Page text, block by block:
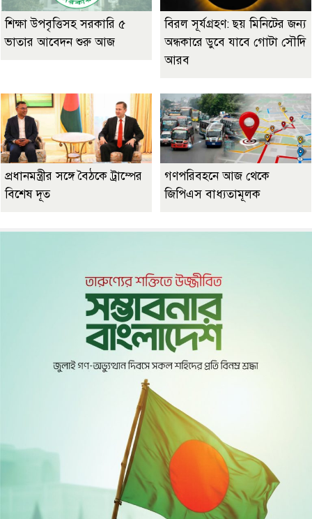
শিক্ষা উপবৃত্তিসহ সরকারি ৫
ভাতার আবেদন শুরু আজ
বিরল সূর্যগ্রহণ: ছয় মিনিটের জন্য
অন্ধকারে ডুবে যাবে গোটা সৌদি
আরব
প্রধানমন্ত্রীর সঙ্গে বৈঠকে ট্রাম্পের
বিশেষ দূত
গণপরিবহনে আজ থেকে
জিপিএস বাধ্যতামূলক